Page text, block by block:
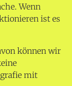
Wenn
ist es
können wir
mit